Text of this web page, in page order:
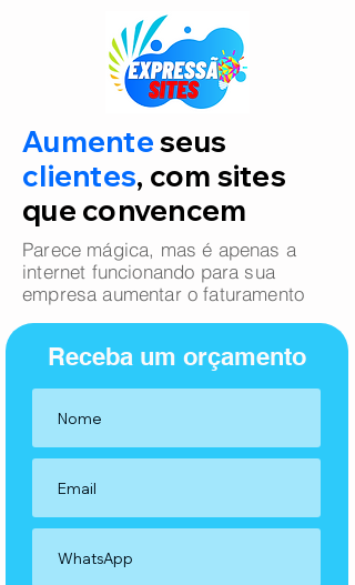
Aumenteseus
clientes, com sites
que convencem
Parece mágica, mas é apenas a
internet funcionando para sua
empresa aumentar o faturamento
Receba um orçamento